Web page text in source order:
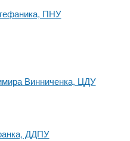
ПНУ
Винниченка, ЦДУ
ДДПУ